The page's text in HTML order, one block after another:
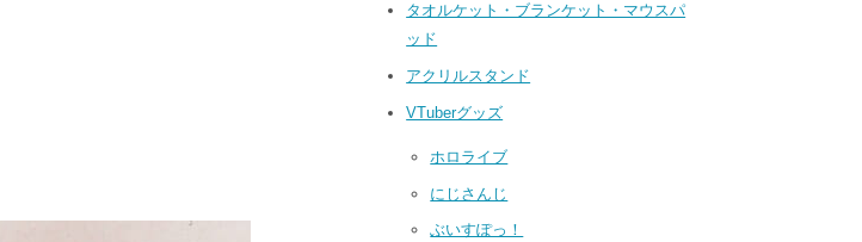
タオルケット・ブランケット・マウスパ
ッド
アクリルスタンド
VTuberグッズ
ホロライブ
にじさんじ
ぶいすぽっ！